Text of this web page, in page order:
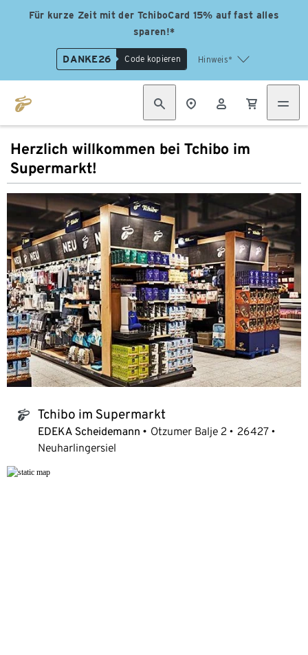
Für kurze Zeit mit der TchiboCard 15% auf fast alles
sparen!*
DANKE26 Code kopieren Hinweis*
Herzlich willkommen bei Tchibo im
Supermarkt!
tchibo_logo Tchibo im Supermarkt
EDEKA Scheidemann Otzumer Balje 2
26427
Neuharlingersiel